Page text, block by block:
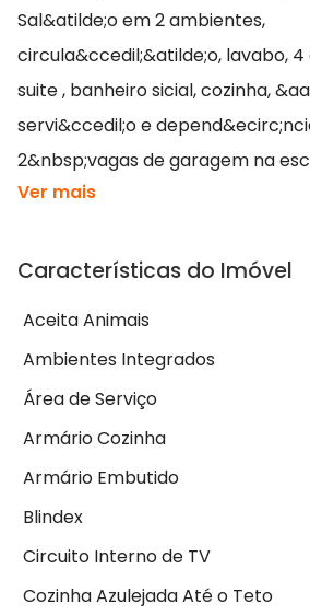
Sal&atilde;o em 2 ambientes,
circula&ccedil;&atilde;o, lavabo, 4
suite , banheiro sicial, cozinha,
servi&ccedil;o e
2&nbsp;vagas de garagem na
Ver mais
Características do Imóvel
Aceita Animais
Ambientes Integrados
Área de Serviço
Armário Cozinha
Armário Embutido
Blindex
Circuito Interno de TV
Cozinha Azulejada Até o Teto